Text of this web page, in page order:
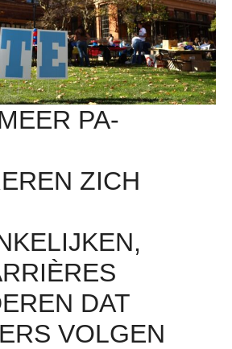
PA-
ZICH
DAT
VOLGEN